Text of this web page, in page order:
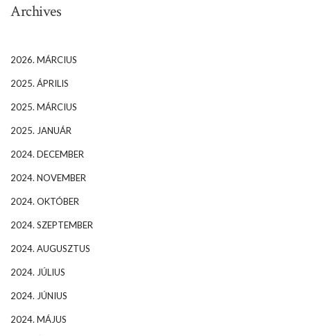
Archives
2026. MÁRCIUS
2025. ÁPRILIS
2025. MÁRCIUS
2025. JANUÁR
2024. DECEMBER
2024. NOVEMBER
2024. OKTÓBER
2024. SZEPTEMBER
2024. AUGUSZTUS
2024. JÚLIUS
2024. JÚNIUS
2024. MÁJUS